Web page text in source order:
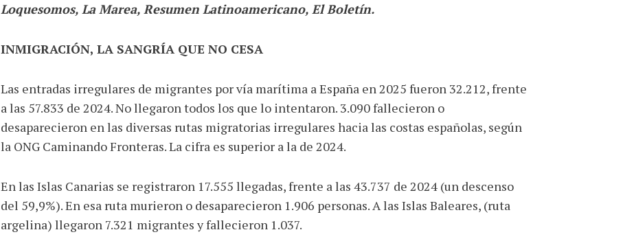
Loquesomos, La Marea, Resumen Latinoamericano, El Boletín.
INMIGRACIÓN, LA SANGRÍA QUE NO CESA
Las entradas irregulares de migrantes por vía marítima a España en 2025 fueron 32.212, frente
a las 57.833 de 2024. No llegaron todos los que lo intentaron. 3.090 fallecieron o
desaparecieron en las diversas rutas migratorias irregulares hacia las costas españolas, según
la ONG Caminando Fronteras. La cifra es superior a la de 2024.
En las Islas Canarias se registraron 17.555 llegadas, frente a las 43.737 de 2024 (un descenso
del 59,9%). En esa ruta murieron o desaparecieron 1.906 personas. A las Islas Baleares, (ruta
argelina) llegaron 7.321 migrantes y fallecieron 1.037.